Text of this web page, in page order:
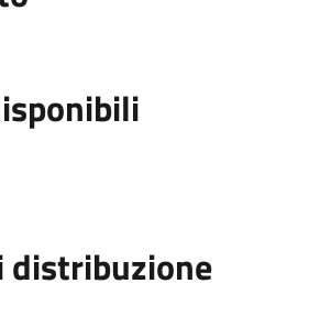
distribuzione